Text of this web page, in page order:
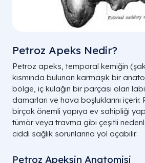
Petroz Apeks Nedir?
Petroz apeks, temporal kemiğin
kısmında bulunan karmaşık bir
bölge, iç kulağın bir parçası olan
damarları ve hava boşluklarını içerir.
birçok önemli yapıya ev sahipliği
tümör veya travma gibi çeşitli
ciddi sağlık sorunlarına yol açabilir.
Petroz Apeksin Anatomisi